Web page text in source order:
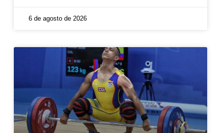
6 de agosto de 2026